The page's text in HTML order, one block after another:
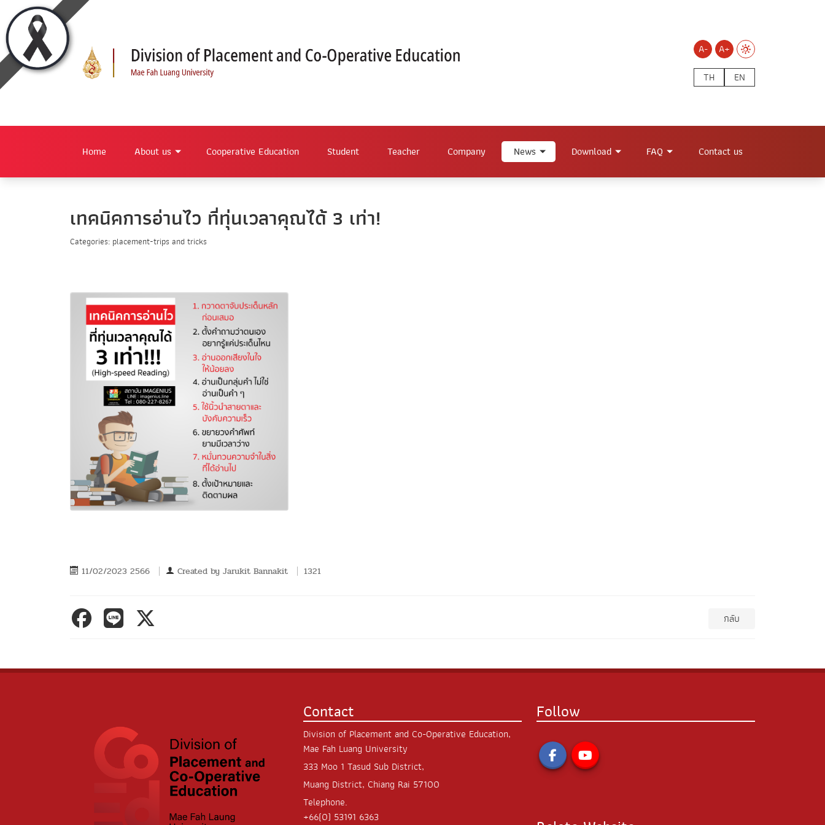
A-
A+
TH
EN
Home About us Cooperative Education Student Teacher Company News Download FAQ Contact us
เทคนิคการอ่านไว ที่ทุ่นเวลาคุณได้ 3 เท่า!
Categories: placement-trips and tricks
11/02/2023 2566 Created by Jarukit Bannakit 1321
กลับ
Contact
Division of Placement and Co-Operative Education,
Mae Fah Luang University
333 Moo 1 Tasud Sub District,
Muang District, Chiang Rai 57100
Telephone.
+66(0) 53191 6363
Follow